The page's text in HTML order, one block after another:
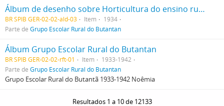
Álbum de desenho sobre Horticultura do ensino rural do 3º grau masculino do Grupo Escolar Rural do Butantan (Profº Noêmia Saraiva Matos Cruz)
BR SPIB GER-02-02-ald-03 Item
1934
Parte de Grupo Escolar Rural do Butantan
Álbum Grupo Escolar Rural do Butantan
BR SPIB GER-02-02-rft-01 Item
1933-1942
Parte de Grupo Escolar Rural do Butantan
Grupo Escolar Rural do Butantã 1933-1942 Noêmia
Resultados 1 a 10 de 12133